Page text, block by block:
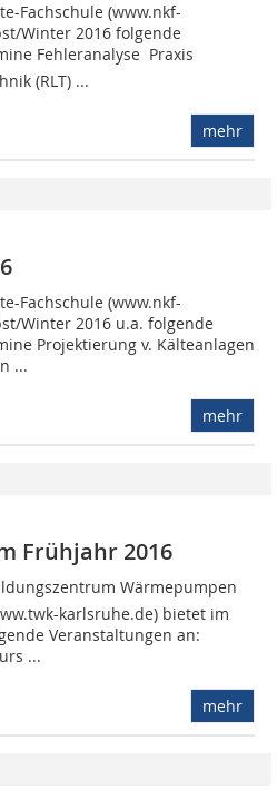
Fachschule (www.nkf-
Winter 2016 folgende
Fehleranalyse  Praxis
(RLT) ...
mehr
Fachschule (www.nkf-
Winter 2016 u.a. folgende
Projektierung v. Kälteanlagen
...
mehr
Frühjahr 2016
Wärmepumpen
karlsruhe.de) bietet im
Veranstaltungen an:
...
mehr